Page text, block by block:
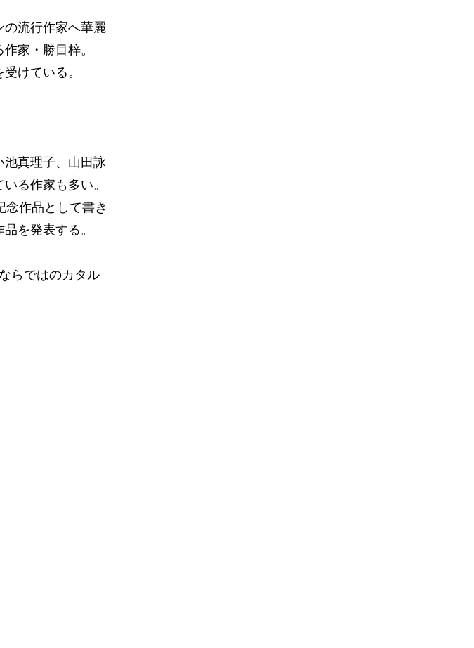
の流行作家へ華麗
家・勝目梓。
けている。
池真理子、山田詠
る作家も多い。
念作品として書き
を発表する。
らではのカタル